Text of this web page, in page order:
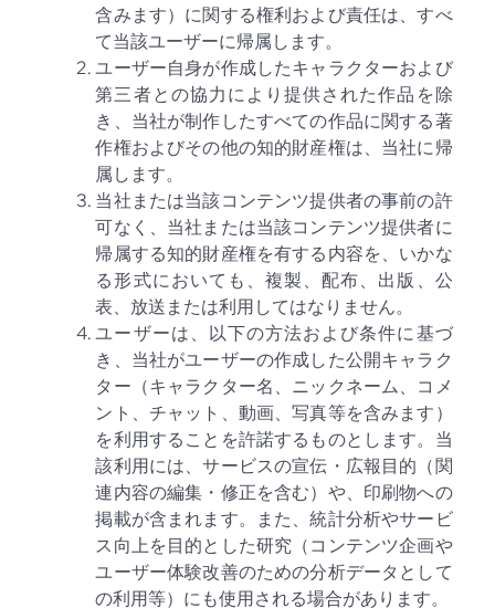
含みます）に関する権利および責任は、すべ
て当該ユーザーに帰属します。
ユーザー自身が作成したキャラクターおよび
第三者との協力により提供された作品を除
き、当社が制作したすべての作品に関する著
作権およびその他の知的財産権は、当社に帰
属します。
当社または当該コンテンツ提供者の事前の許
可なく、当社または当該コンテンツ提供者に
帰属する知的財産権を有する内容を、いかな
る形式においても、複製、配布、出版、公
表、放送または利用してはなりません。
ユーザーは、以下の方法および条件に基づ
き、当社がユーザーの作成した公開キャラク
ター（キャラクター名、ニックネーム、コメ
ント、チャット、動画、写真等を含みます）
を利用することを許諾するものとします。当
該利用には、サービスの宣伝・広報目的（関
連内容の編集・修正を含む）や、印刷物への
掲載が含まれます。また、統計分析やサービ
ス向上を目的とした研究（コンテンツ企画や
ユーザー体験改善のための分析データとして
の利用等）にも使用される場合があります。